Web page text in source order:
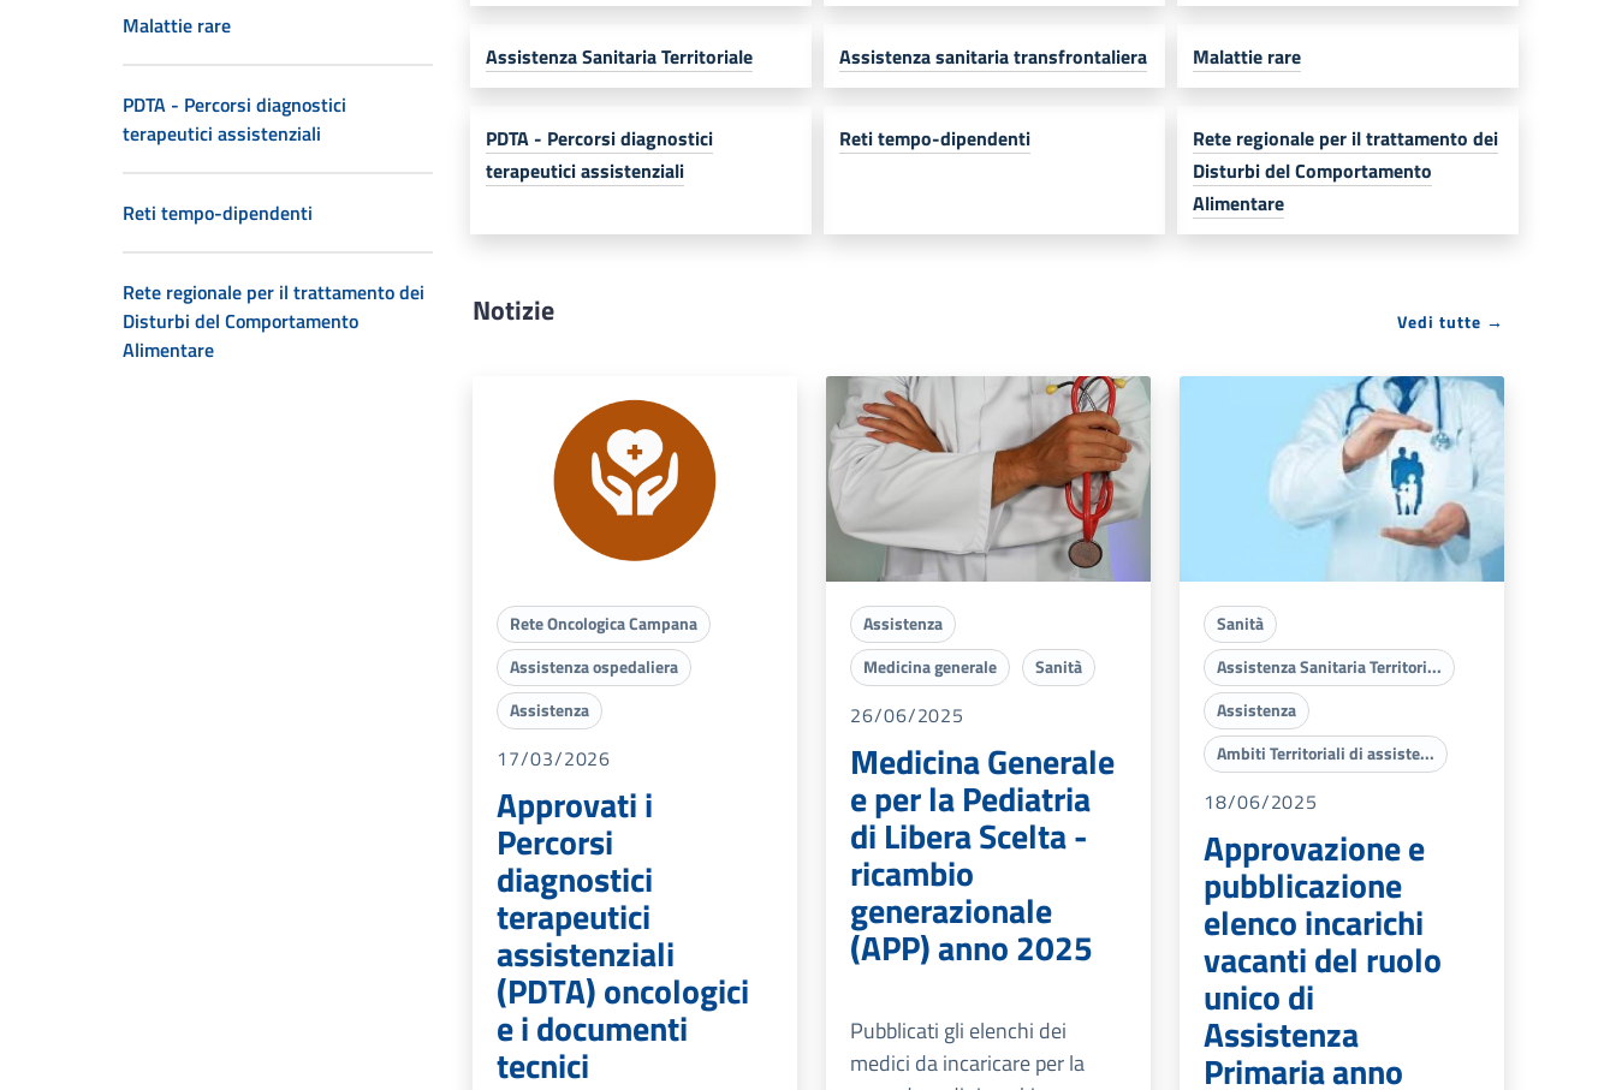
Malattie rare
PDTA - Percorsi diagnostici
terapeutici assistenziali
Reti tempo-dipendenti
Rete regionale per il trattamento dei
Disturbi del Comportamento
Alimentare
Assistenza Sanitaria Territoriale Assistenza sanitaria transfrontaliera Malattie rare
PDTA - Percorsi diagnostici
terapeutici assistenziali
Reti tempo-dipendenti
Rete regionale per il trattamento dei
Disturbi del Comportamento
Alimentare
Notizie Vedi tutte →
Rete Oncologica Campana
Assistenza ospedaliera
Assistenza
17/03/2026
Approvati i
Percorsi
diagnostici
terapeutici
assistenziali
(PDTA) oncologici
e i documenti
tecnici
Assistenza
Medicina generale
Sanità
26/06/2025
Medicina Generale
e per la Pediatria
di Libera Scelta -
ricambio
generazionale
(APP) anno 2025
Pubblicati gli elenchi dei
medici da incaricare per la
Sanità
Assistenza Sanitaria Territori...
Assistenza
Ambiti Territoriali di assiste...
18/06/2025
Approvazione e
pubblicazione
elenco incarichi
vacanti del ruolo
unico di
Assistenza
Primaria anno